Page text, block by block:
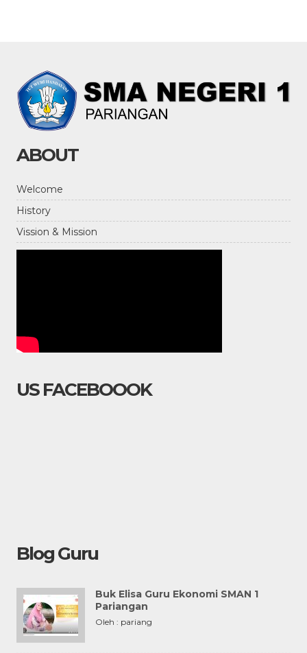
ABOUT
Welcome
History
Vission & Mission
US FACEBOOOK
Blog Guru
Buk Elisa Guru Ekonomi SMAN 1
Pariangan
Oleh : pariang